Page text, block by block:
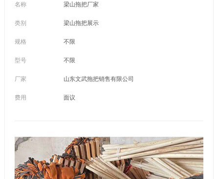
名称 梁山拖把厂家
类别 梁山拖把展示
规格 不限
型号 不限
厂家 山东文武拖把销售有限公司
费用 面议